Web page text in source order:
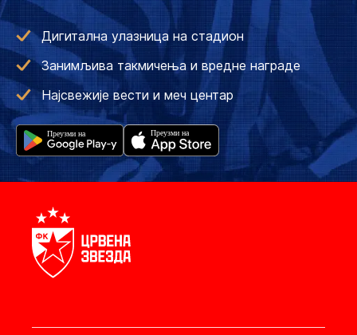
Дигитална улазница на стадион
Занимљива такмичења и вредне награде
Најсвежије вести и меч центар